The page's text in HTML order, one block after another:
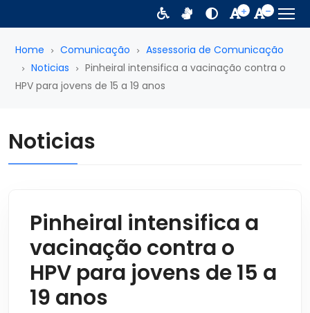
Home Comunicação
Assessoria de Comunicação
Noticias
Pinheiral intensifica a vacinação contra o
HPV para jovens de 15 a 19 anos
Noticias
Pinheiral intensifica a
vacinação contra o
HPV para jovens de 15 a
19 anos